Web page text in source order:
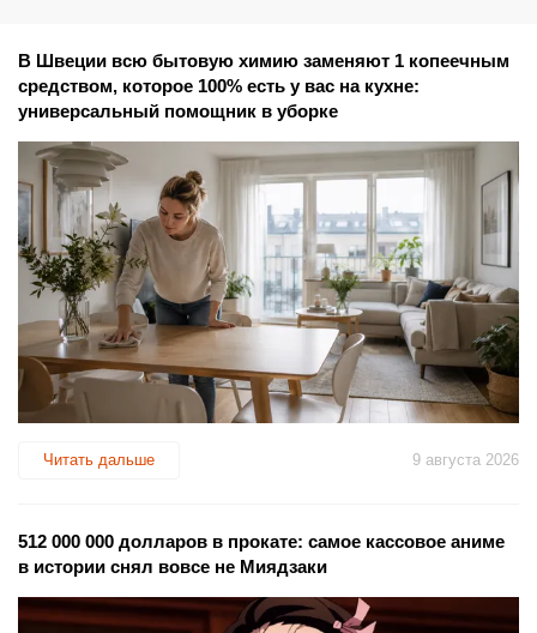
В Швеции всю бытовую химию заменяют 1 копеечным
средством, которое 100% есть у вас на кухне:
универсальный помощник в уборке
Читать дальше 9 августа 2026
512 000 000 долларов в прокате: самое кассовое аниме
в истории снял вовсе не Миядзаки